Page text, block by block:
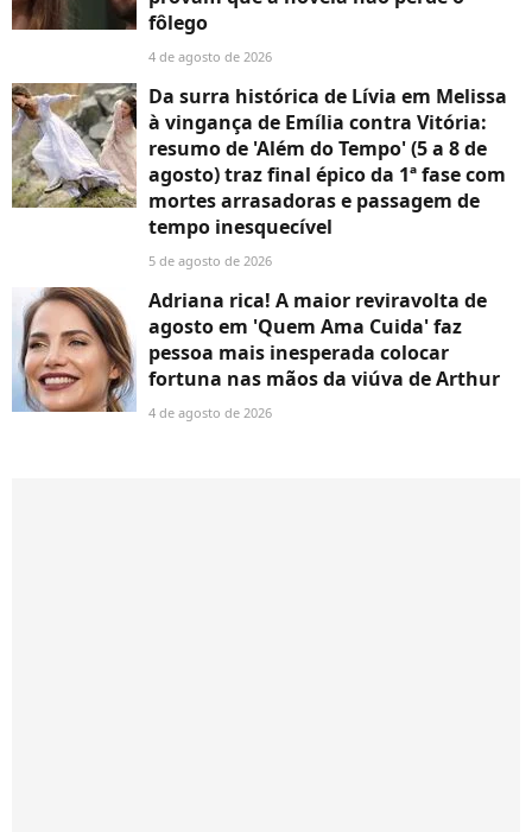
fôlego
4 de agosto de 2026
Da surra histórica de Lívia em Melissa
à vingança de Emília contra Vitória:
resumo de 'Além do Tempo' (5 a 8 de
agosto) traz final épico da 1ª fase com
mortes arrasadoras e passagem de
tempo inesquecível
5 de agosto de 2026
Adriana rica! A maior reviravolta de
agosto em 'Quem Ama Cuida' faz
pessoa mais inesperada colocar
fortuna nas mãos da viúva de Arthur
4 de agosto de 2026